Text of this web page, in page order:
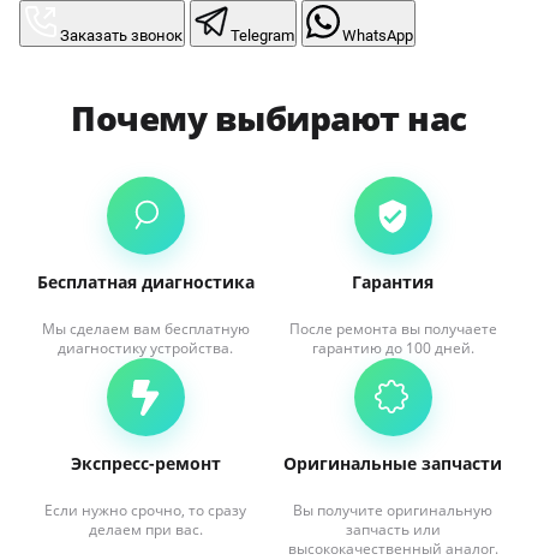
Заказать звонок Telegram WhatsApp
Почему выбирают нас
Бесплатная диагностика
Мы сделаем вам бесплатную
диагностику устройства.
Гарантия
После ремонта вы получаете
гарантию до 100 дней.
Экспресс-ремонт
Если нужно срочно, то сразу
делаем при вас.
Оригинальные запчасти
Вы получите оригинальную
запчасть или
высококачественный аналог.